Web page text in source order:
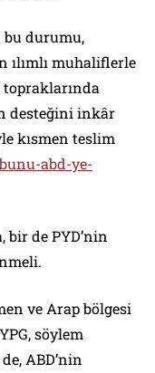
bu durumu,
ılımlı muhaliflerle
topraklarında
desteğini inkâr
kısmen teslim
abd-ye-
bir de PYD’nin
ve Arap bölgesi
söylem
ABD’nin